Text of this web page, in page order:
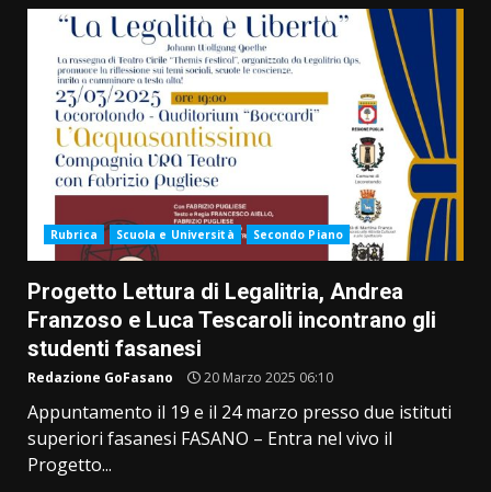
Rubrica Scuola e Università Secondo Piano
Progetto Lettura di Legalitria, Andrea
Franzoso e Luca Tescaroli incontrano gli
studenti fasanesi
Redazione GoFasano 20 Marzo 2025 06:10
Appuntamento il 19 e il 24 marzo presso due istituti
superiori fasanesi FASANO – Entra nel vivo il
Progetto...